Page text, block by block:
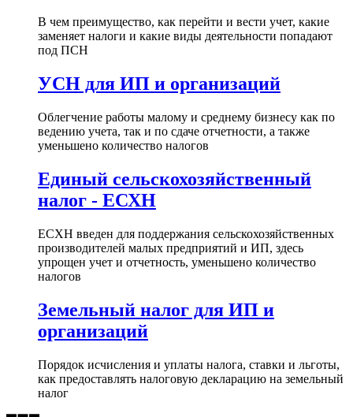
В чем преимущество, как перейти и вести учет, какие
заменяет налоги и какие виды деятельности попадают
под ПСН
УСН для ИП и организаций
Облегчение работы малому и среднему бизнесу как по
ведению учета, так и по сдаче отчетности, а также
уменьшено количество налогов
Единый сельскохозяйственный
налог - ЕСХН
ЕСХН введен для поддержания сельскохозяйственных
производителей малых предприятий и ИП, здесь
упрощен учет и отчетность, уменьшено количество
налогов
Земельный налог для ИП и
организаций
Порядок исчисления и уплаты налога, ставки и льготы,
как предоставлять налоговую декларацию на земельный
налог